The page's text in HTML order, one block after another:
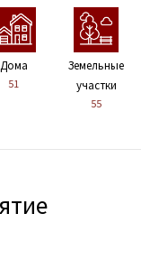
Дома
51
Земельные
участки
55